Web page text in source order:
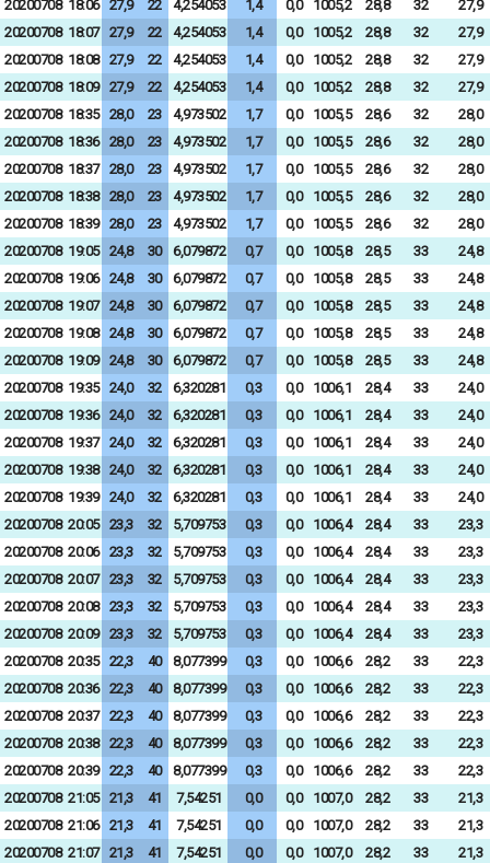
20200708 18:06 27,9 22 4,254053 1,4 0,0 1005,2 28,8 32
27,9
20200708 18:07 27,9 22 4,254053 1,4 0,0 1005,2 28,8 32
27,9
20200708 18:08 27,9 22 4,254053 1,4 0,0 1005,2 28,8 32
27,9
20200708 18:09 27,9 22 4,254053 1,4 0,0 1005,2 28,8 32
27,9
20200708 18:35 28,0 23 4,973502 1,7 0,0 1005,5 28,6 32
28,0
20200708 18:36 28,0 23 4,973502 1,7 0,0 1005,5 28,6 32
28,0
20200708 18:37 28,0 23 4,973502 1,7 0,0 1005,5 28,6 32
28,0
20200708 18:38 28,0 23 4,973502 1,7 0,0 1005,5 28,6 32
28,0
20200708 18:39 28,0 23 4,973502 1,7 0,0 1005,5 28,6 32
28,0
20200708 19:05 24,8 30 6,079872 0,7 0,0 1005,8 28,5 33
24,8
20200708 19:06 24,8 30 6,079872 0,7 0,0 1005,8 28,5 33
24,8
20200708 19:07 24,8 30 6,079872 0,7 0,0 1005,8 28,5 33
24,8
20200708 19:08 24,8 30 6,079872 0,7 0,0 1005,8 28,5 33
24,8
20200708 19:09 24,8 30 6,079872 0,7 0,0 1005,8 28,5 33
24,8
20200708 19:35 24,0 32 6,320281 0,3 0,0 1006,1 28,4 33
24,0
20200708 19:36 24,0 32 6,320281 0,3 0,0 1006,1 28,4 33
24,0
20200708 19:37 24,0 32 6,320281 0,3 0,0 1006,1 28,4 33
24,0
20200708 19:38 24,0 32 6,320281 0,3 0,0 1006,1 28,4 33
24,0
20200708 19:39 24,0 32 6,320281 0,3 0,0 1006,1 28,4 33
24,0
20200708 20:05 23,3 32 5,709753 0,3 0,0 1006,4 28,4 33
23,3
20200708 20:06 23,3 32 5,709753 0,3 0,0 1006,4 28,4 33
23,3
20200708 20:07 23,3 32 5,709753 0,3 0,0 1006,4 28,4 33
23,3
20200708 20:08 23,3 32 5,709753 0,3 0,0 1006,4 28,4 33
23,3
20200708 20:09 23,3 32 5,709753 0,3 0,0 1006,4 28,4 33
23,3
20200708 20:35 22,3 40 8,077399 0,3 0,0 1006,6 28,2 33
22,3
20200708 20:36 22,3 40 8,077399 0,3 0,0 1006,6 28,2 33
22,3
20200708 20:37 22,3 40 8,077399 0,3 0,0 1006,6 28,2 33
22,3
20200708 20:38 22,3 40 8,077399 0,3 0,0 1006,6 28,2 33
22,3
20200708 20:39 22,3 40 8,077399 0,3 0,0 1006,6 28,2 33
22,3
20200708 21:05 21,3 41 7,54251 0,0 0,0 1007,0 28,2 33
21,3
20200708 21:06 21,3 41 7,54251 0,0 0,0 1007,0 28,2 33
21,3
20200708 21:07 21,3 41 7,54251 0,0 0,0 1007,0 28,2 33
21,3